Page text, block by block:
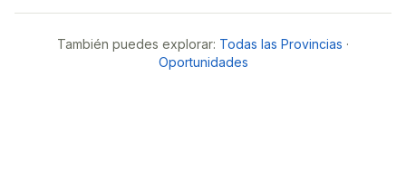
También puedes explorar: Todas las Provincias ·
Oportunidades